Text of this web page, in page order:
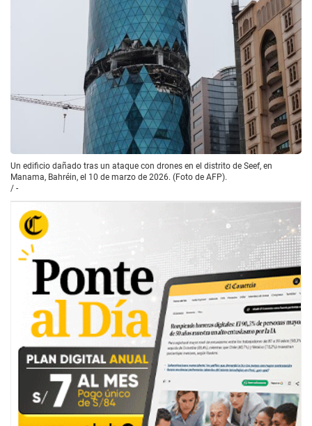
Un edificio dañado tras un ataque con drones en el distrito de Seef, en
Manama, Bahréin, el 10 de marzo de 2026. (Foto de AFP).
/ -